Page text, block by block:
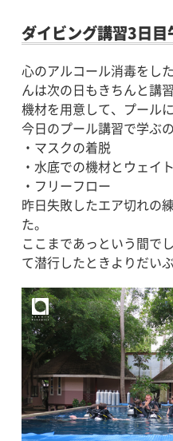
ダイビング講習3日
心のアルコール消毒をし
んは次の日もきちんと講
機材を用意して、プール
今日のプール講習で学ぶ
・マスクの着脱
・水底での機材とウェイ
・フリーフロー
昨日失敗したエア切れの
た。
ここまであっという間で
て潜行したときよりだい